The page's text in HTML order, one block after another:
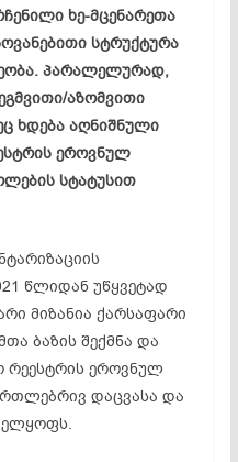
ხე-მცენარეთა
სტრუქტურა
პარალელურად,
აზომვითი
ხდება აღნიშნული
ეროვნულ
სტატუსით
წლიდან უწყვეტად
მიზანია ქარსაფარი
ბაზის შექმნა და
რეესტრის ეროვნულ
დაცვასა და